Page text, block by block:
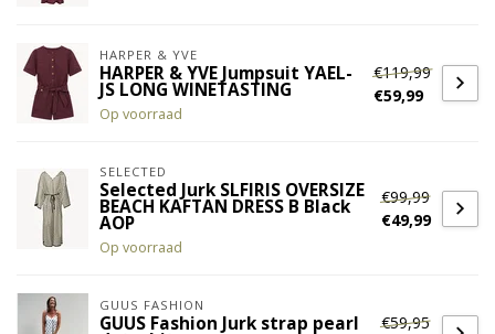
HARPER & YVE
HARPER & YVE Jumpsuit YAEL-
JS LONG WINETASTING
Op voorraad
€119,99
€59,99
SELECTED
Selected Jurk SLFIRIS OVERSIZE
BEACH KAFTAN DRESS B Black
AOP
Op voorraad
€99,99
€49,99
GUUS FASHION
GUUS Fashion Jurk strap pearl
€59,95